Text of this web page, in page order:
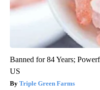
Banned for 84 Years;
US
Triple Green Farms